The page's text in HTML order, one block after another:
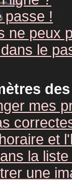
passe !
ne peux
le
mes
et
la liste
une